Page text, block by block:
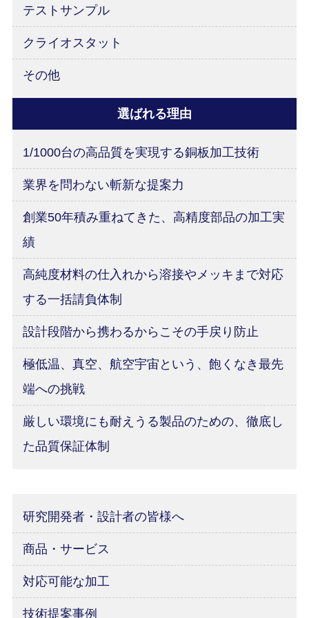
テストサンプル
クライオスタット
その他
選ばれる理由
1/1000台の高品質を実現する銅板加工技術
業界を問わない斬新な提案力
創業50年積み重ねてきた、高精度部品の加工実
績
高純度材料の仕入れから溶接やメッキまで対応
する一括請負体制
設計段階から携わるからこその手戻り防止
極低温、真空、航空宇宙という、飽くなき最先
端への挑戦
厳しい環境にも耐えうる製品のための、徹底し
た品質保証体制
研究開発者・設計者の皆様へ
商品・サービス
対応可能な加工
技術提案事例